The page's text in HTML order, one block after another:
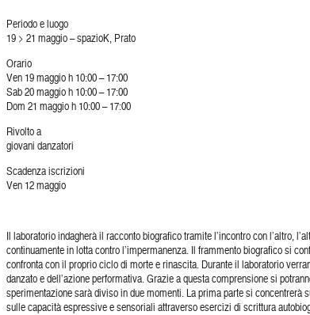
Periodo e luogo
19 > 21 maggio – spazioK, Prato
Orario
Ven 19 maggio h 10:00 – 17:00
Sab 20 maggio h 10:00 – 17:00
Dom 21 maggio h 10:00 – 17:00
Rivolto a
giovani danzatori
Scadenza iscrizioni
Ven 12 maggio
Il laboratorio indagherà il racconto biografico tramite l’incontro con l’altro,
continuamente in lotta contro l’impermanenza. Il frammento biografico si
confronta con il proprio ciclo di morte e rinascita. Durante il laboratorio
danzato e dell’azione performativa. Grazie a questa comprensione si
sperimentazione sarà diviso in due momenti. La prima parte si
sulle capacità espressive e sensoriali attraverso esercizi di scrittura